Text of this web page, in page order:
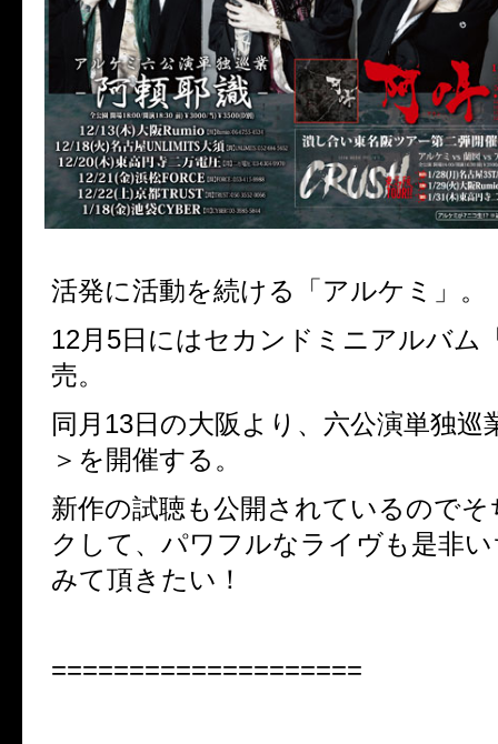
活発に活動を続ける「アルケミ」。
12月5日にはセカンドミニアルバム
売。
同月13日の大阪より、六公演単独巡
＞を開催する。
新作の試聴も公開されているので
クして、パワフルなライヴも是非
みて頂きたい！
====================